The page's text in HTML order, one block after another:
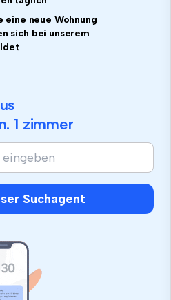
eine neue Wohnung
sich bei unserem
1 zimmer
Suchagent